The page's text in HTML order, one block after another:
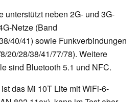
unterstützt neben 2G- und 3G-
Netze (Band
40/41) sowie Funkverbindungen
20/28/38/41/77/78). Weitere
sind Bluetooth 5.1 und NFC.
das Mi 10T Lite mit WiFi-6-